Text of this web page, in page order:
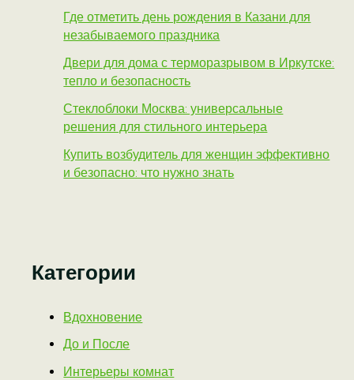
Где отметить день рождения в Казани для
незабываемого праздника
Двери для дома с терморазрывом в Иркутске:
тепло и безопасность
Стеклоблоки Москва: универсальные
решения для стильного интерьера
Купить возбудитель для женщин эффективно
и безопасно: что нужно знать
Категории
Вдохновение
До и После
Интерьеры комнат